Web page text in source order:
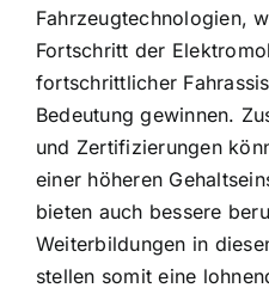
Fahrzeugtechnologien,
Fortschritt der
fortschrittlicher
Bedeutung gewinnen.
und Zertifizierungen
einer höheren
bieten auch bessere
Weiterbildungen in
stellen somit eine